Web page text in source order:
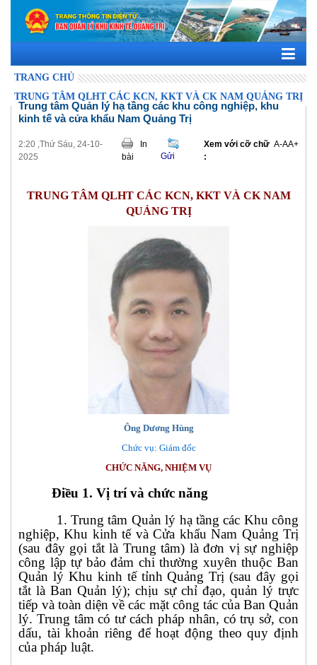
TRANG CHỦ
TRUNG TÂM QLHT CÁC KCN, KKT VÀ CK NAM QUẢNG TRỊ
Trung tâm Quản lý hạ tầng các khu công nghiệp, khu
kinh tế và cửa khẩu Nam Quảng Trị
2:20 ,Thứ Sáu, 24-10-
2025
In
bài
Gửi
Xem với cỡ chữ
:
A-AA+
TRUNG TÂM QLHT CÁC KCN, KKT VÀ CK NAM
QUẢNG TRỊ
Ông Dương Hùng
Chức vụ: Giám đốc
CHỨC NĂNG, NHIỆM VỤ
Điều 1. Vị trí và chức năng
1. Trung tâm Quản lý hạ tầng các Khu công
nghiệp, Khu kinh tế và Cửa khẩu Nam Quảng Trị
(sau đây gọi tắt là Trung tâm) là đơn vị sự nghiệp
công lập tự bảo đảm chi thường xuyên thuộc Ban
Quản lý Khu kinh tế tỉnh Quảng Trị (sau đây gọi
tắt là Ban Quản lý); chịu sự chỉ đạo, quản lý trực
tiếp và toàn diện về các mặt công tác của Ban Quản
lý. Trung tâm có tư cách pháp nhân, có trụ sở, con
dấu, tài khoản riêng để hoạt động theo quy định
của pháp luật.